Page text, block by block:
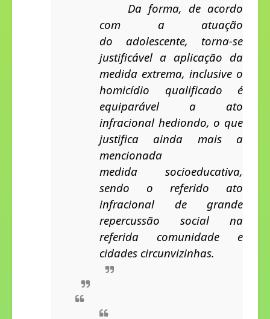
Da forma, de acordo
com a atuação
do adolescente, torna-se
justificável a aplicação da
medida extrema, inclusive o
homicídio qualificado é
equiparável a ato
infracional hediondo, o que
justifica ainda mais a
mencionada
medida socioeducativa,
sendo o referido ato
infracional de grande
repercussão social na
referida comunidade e
cidades circunvizinhas.